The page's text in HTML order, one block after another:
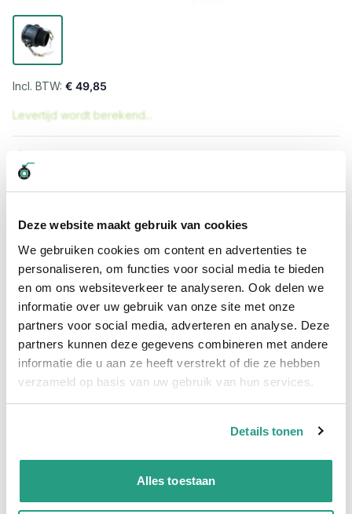
Deze website maakt gebruik van cookies
We gebruiken cookies om content en advertenties te
personaliseren, om functies voor social media te bieden
en om ons websiteverkeer te analyseren. Ook delen we
informatie over uw gebruik van onze site met onze
partners voor social media, adverteren en analyse. Deze
partners kunnen deze gegevens combineren met andere
informatie die u aan ze heeft verstrekt of die ze hebben
verzameld op basis van uw gebruik van hun services.
Details tonen
Alles toestaan
€ 49,85
Levertijd wordt berekend...
Snelle levering
Snel naar
Meer informatie
Meer informatie
Maatvoering koppeling 4"
We zijn beschikbaar van ma t/m vr van 08:00 tot 17:00 uur.
Neem contact met ons op